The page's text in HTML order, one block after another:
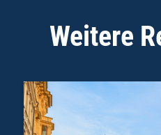
Weitere